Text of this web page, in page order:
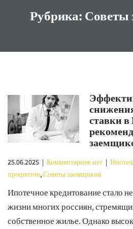
Рубрика: Советы
ставки
25.06.2025 | Комментариев нет |
процентов,Советы заемщикам
Ипотечное кредитование стало
жизни многих россиян,
собственное жилье. Однако